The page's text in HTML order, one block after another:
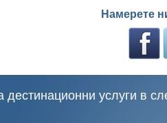
Намерете
дестинационни услуги в